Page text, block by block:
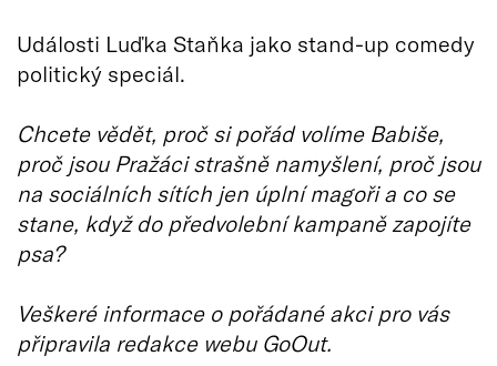
Události Luďka Staňka jako stand-up comedy
politický speciál.
Chcete vědět, proč si pořád volíme Babiše,
proč jsou Pražáci strašně namyšlení, proč jsou
na sociálních sítích jen úplní magoři a co se
stane, když do předvolební kampaně zapojíte
psa?
Veškeré informace o pořádané akci pro vás
připravila redakce webu GoOut.